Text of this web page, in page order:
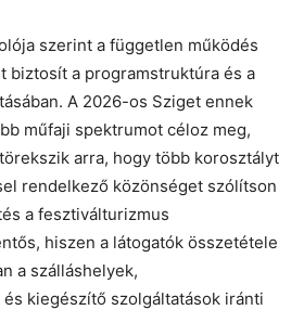
szerint a független működés
biztosít a programstruktúra és a
A 2026-os Sziget ennek
műfaji spektrumot céloz meg,
arra, hogy több korosztályt
rendelkező közönséget szólítson
a fesztiválturizmus
hiszen a látogatók összetétele
a szálláshelyek,
kiegészítő szolgáltatások iránti